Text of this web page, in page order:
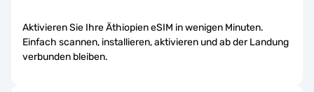
Aktivieren Sie Ihre Äthiopien eSIM in wenigen Minuten.
Einfach scannen, installieren, aktivieren und ab der Landung
verbunden bleiben.